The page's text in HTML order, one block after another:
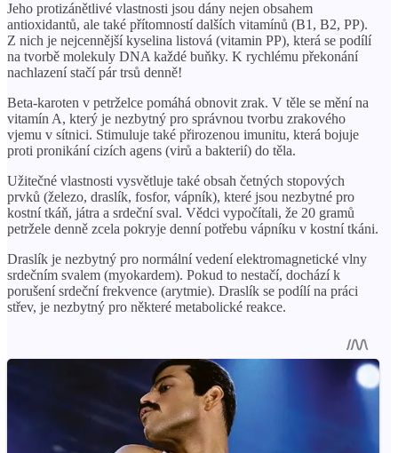
Jeho protizánětlivé vlastnosti jsou dány nejen obsahem
antioxidantů, ale také přítomností dalších vitamínů (B1, B2, PP).
Z nich je nejcennější kyselina listová (vitamin PP), která se podílí
na tvorbě molekuly DNA každé buňky. K rychlému překonání
nachlazení stačí pár trsů denně!
Beta-karoten v petrželce pomáhá obnovit zrak. V těle se mění na
vitamín A, který je nezbytný pro správnou tvorbu zrakového
vjemu v sítnici. Stimuluje také přirozenou imunitu, která bojuje
proti pronikání cizích agens (virů a bakterií) do těla.
Užitečné vlastnosti vysvětluje také obsah četných stopových
prvků (železo, draslík, fosfor, vápník), které jsou nezbytné pro
kostní tkáň, játra a srdeční sval. Vědci vypočítali, že 20 gramů
petržele denně zcela pokryje denní potřebu vápníku v kostní tkáni.
Draslík je nezbytný pro normální vedení elektromagnetické vlny
srdečním svalem (myokardem). Pokud to nestačí, dochází k
porušení srdeční frekvence (arytmie). Draslík se podílí na práci
střev, je nezbytný pro některé metabolické reakce.